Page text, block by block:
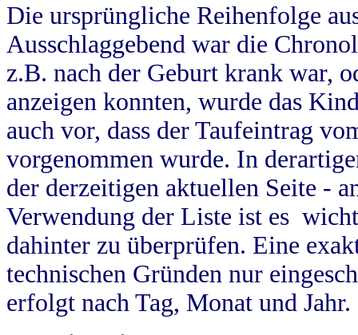
Die ursprüngliche Reihenfolge
Ausschlaggebend war die
z.B. nach der Geburt krank war,
anzeigen konnten, wurde das
auch vor, dass der Taufeintrag
vorgenommen wurde. In
der derzeitigen aktuellen Seite -
Verwendung der Liste ist es
dahinter zu überprüfen. Eine
technischen Gründen nur
erfolgt nach Tag, Monat und Jahr.